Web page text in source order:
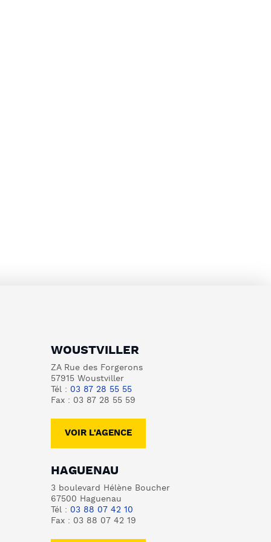
WOUSTVILLER
ZA Rue des Forgerons
57915 Woustviller
Tél : 03 87 28 55 55
Fax : 03 87 28 55 59
VOIR L'AGENCE
HAGUENAU
3 boulevard Hélène Boucher
67500 Haguenau
Tél : 03 88 07 42 10
Fax : 03 88 07 42 19